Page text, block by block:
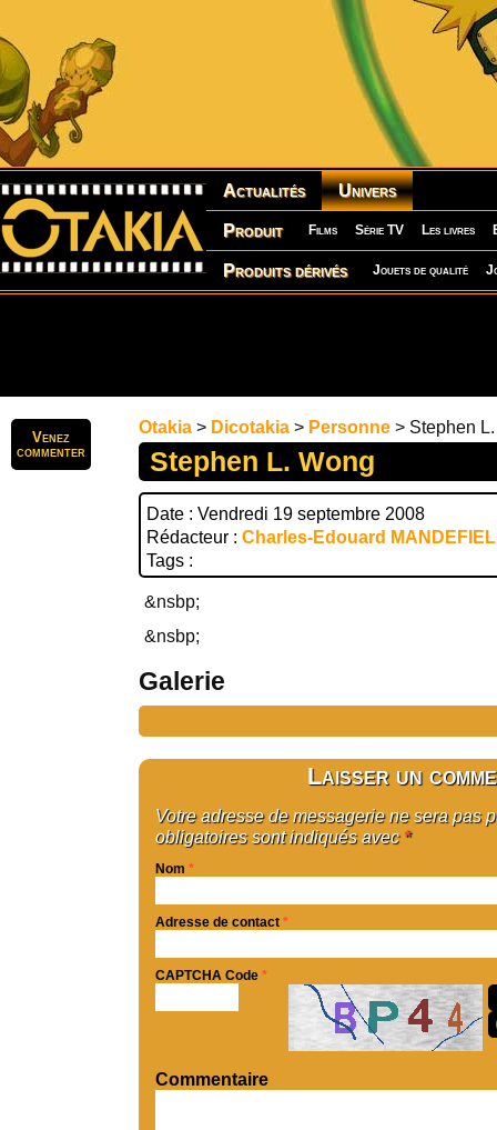
Actualités Univers
Produit Films Série TV Les livres
Produits dérivés Jouets de qualité
Venez
commenter
Otakia > Dicotakia > Personne > Stephen
Stephen L. Wong
Date : Vendredi 19 septembre 2008
Rédacteur : Charles-Edouard
Tags :
&nsbp;
&nsbp;
Galerie
Laisser un
Votre adresse de messagerie ne sera pas
obligatoires sont indiqués avec *
Nom *
Adresse de contact *
CAPTCHA Code *
Commentaire